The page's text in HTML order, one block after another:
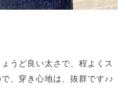
うど良い太さで、程よくス
、穿き心地は、抜群です♪♪